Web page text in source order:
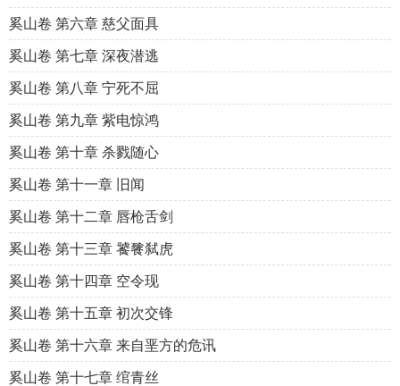
奚山卷 第六章 慈父面具
奚山卷 第七章 深夜潜逃
奚山卷 第八章 宁死不屈
奚山卷 第九章 紫电惊鸿
奚山卷 第十章 杀戮随心
奚山卷 第十一章 旧闻
奚山卷 第十二章 唇枪舌剑
奚山卷 第十三章 饕餮弑虎
奚山卷 第十四章 空令现
奚山卷 第十五章 初次交锋
奚山卷 第十六章 来自垩方的危讯
奚山卷 第十七章 绾青丝